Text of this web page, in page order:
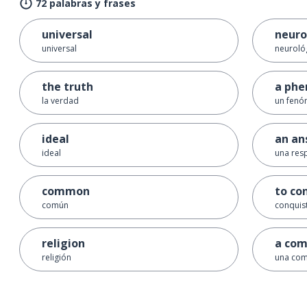
72 palabras y frases
universal
universal
the truth
la verdad
ideal
ideal
common
común
religion
religión
a
un
an
una
to
a
una